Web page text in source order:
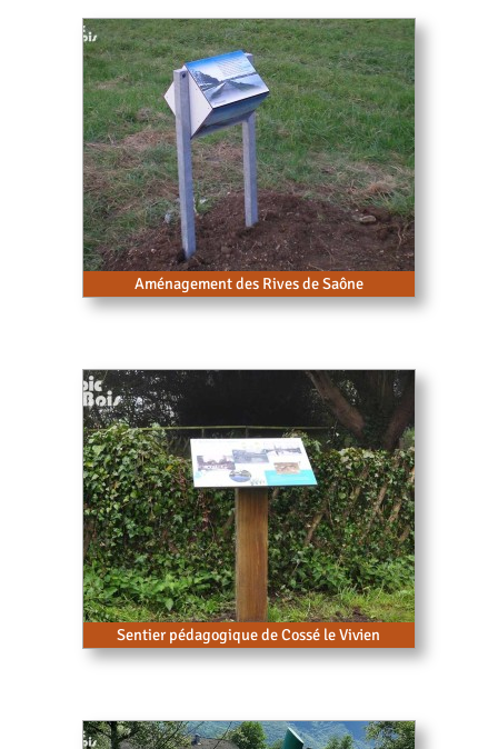
Aménagement des Rives de Saône
Sentier pédagogique de Cossé le Vivien